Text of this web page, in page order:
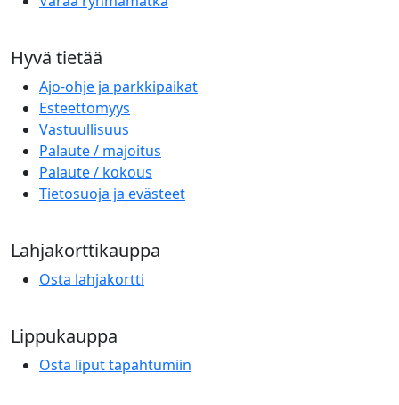
Hyvä tietää
Ajo-ohje ja parkkipaikat
Esteettömyys
Vastuullisuus
Palaute / majoitus
Palaute / kokous
Tietosuoja ja evästeet
Lahjakorttikauppa
Osta lahjakortti
Lippukauppa
Osta liput tapahtumiin